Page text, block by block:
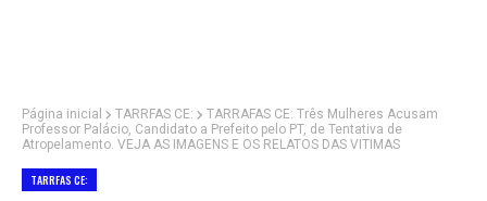
Página inicial TARRFAS CE:
TARRAFAS CE: Três Mulheres Acusam
Professor Palácio, Candidato a Prefeito pelo PT, de Tentativa de
Atropelamento. VEJA AS IMAGENS E OS RELATOS DAS VITIMAS
TARRFAS CE: